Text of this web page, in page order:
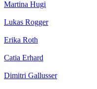
Martina Hugi
Lukas Rogger
Erika Roth
Catia Erhard
Dimitri Gallusser